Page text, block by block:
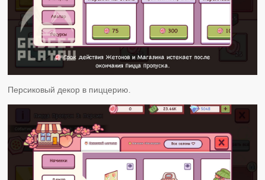
Персиковый декор в пиццерию.